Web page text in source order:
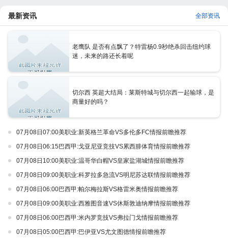
最新资讯 全部资讯
老鹰队 是否有点飘了？特雷杨0.9秒绝杀回击纽约球
迷，未来的路还长着呢
切尔西 英超大结局：莱斯特城与切尔西一起输球，是
商量好的吗？
07月08日07:00美职业:新英格兰革命VS多伦多FC情报前瞻推荐
07月08日06:15巴西甲:戈亚尼亚竞技VS累西腓体育情报前瞻推荐
07月08日10:00美职业:温哥华白帽VS皇家盐湖城情报前瞻推荐
07月08日09:00美职业:科罗拉多急流VS明尼苏达联情报前瞻推荐
07月08日06:00巴西甲:帕尔梅拉斯VS格雷米奥情报前瞻推荐
07月08日09:00美职业:西雅图音速VS休斯敦迪纳摩情报前瞻推荐
07月08日06:00巴西甲:米内罗竞技VS弗拉门戈情报前瞻推荐
07月08日05:00巴西甲:巴伊亚VS尤文图德情报前瞻推荐